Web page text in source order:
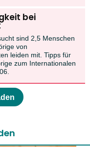
bei
sind 2,5 Menschen
von
leiden mit. Tipps für
zum Internationalen